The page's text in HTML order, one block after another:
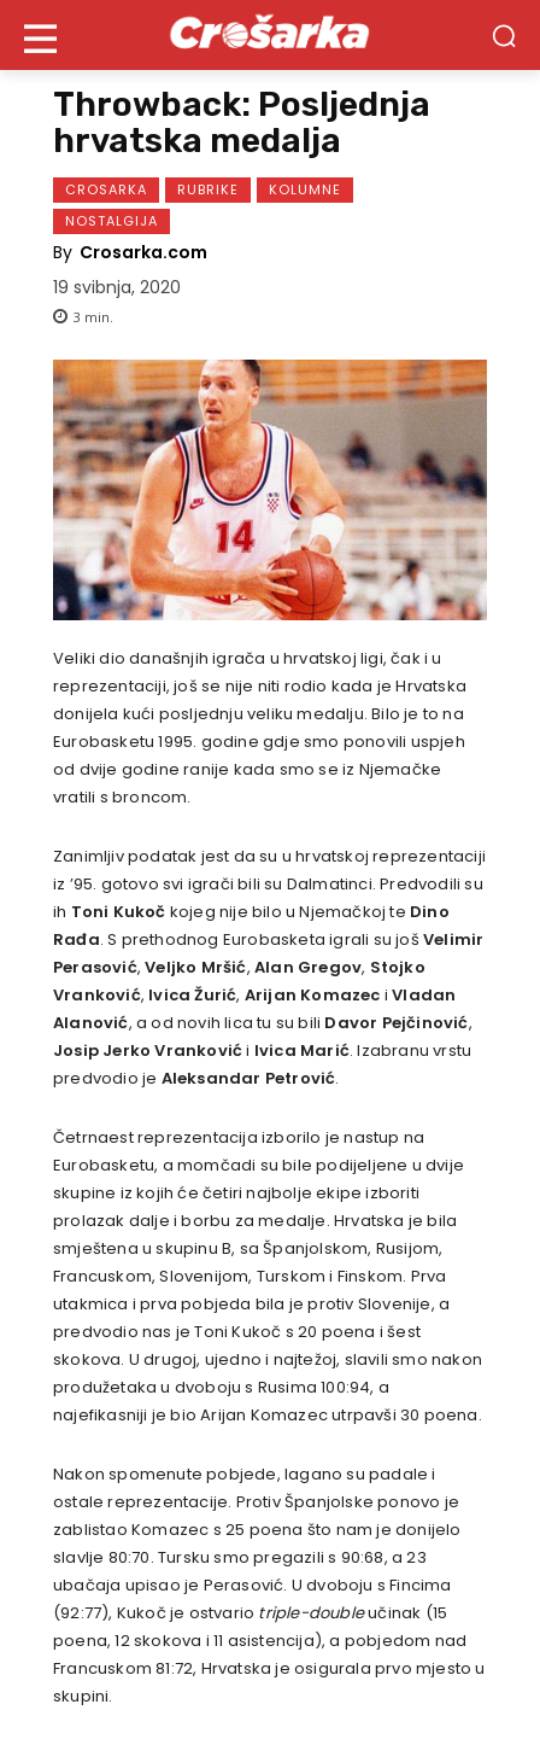
Throwback: Posljednja
hrvatska medalja
CROSARKA RUBRIKE
KOLUMNE
NOSTALGIJA
By Crosarka.com
19 svibnja, 2020
3 min.
Veliki dio današnjih igrača u hrvatskoj ligi, čak i u
reprezentaciji, još se nije niti rodio kada je Hrvatska
donijela kući posljednju veliku medalju. Bilo je to na
Eurobasketu 1995. godine gdje smo ponovili uspjeh
od dvije godine ranije kada smo se iz Njemačke
vratili s broncom.
Zanimljiv podatak jest da su u hrvatskoj reprezentaciji
iz ’95. gotovo svi igrači bili su Dalmatinci. Predvodili su
ih Toni Kukoč kojeg nije bilo u Njemačkoj te Dino
Rađa. S prethodnog Eurobasketa igrali su jošVelimir
Perasović,Veljko Mršić,Alan Gregov, Stojko
Vranković, Ivica Žurić, Arijan Komazec iVladan
Alanović, a od novih lica tu su bili Davor Pejčinović,
Josip Jerko Vrankovići Ivica Marić. Izabranu vrstu
predvodio je Aleksandar Petrović.
Četrnaest reprezentacija izborilo je nastup na
Eurobasketu, a momčadi su bile podijeljene u dvije
skupine iz kojih će četiri najbolje ekipe izboriti
prolazak dalje i borbu za medalje. Hrvatska je bila
smještena u skupinu B, sa Španjolskom, Rusijom,
Francuskom, Slovenijom, Turskom i Finskom. Prva
utakmica i prva pobjeda bila je protiv Slovenije, a
predvodio nas je Toni Kukoč s 20 poena i šest
skokova. U drugoj, ujedno i najtežoj, slavili smo nakon
produžetaka u dvoboju s Rusima 100:94, a
najefikasniji je bio Arijan Komazec utrpavši 30 poena.
Nakon spomenute pobjede, lagano su padale i
ostale reprezentacije. Protiv Španjolske ponovo je
zablistao Komazec s 25 poena što nam je donijelo
slavlje 80:70. Tursku smo pregazili s 90:68, a 23
ubačaja upisao je Perasović. U dvoboju s Fincima
(92:77), Kukoč je ostvario triple-doubleučinak (15
poena, 12 skokova i 11 asistencija), a pobjedom nad
Francuskom 81:72, Hrvatska je osigurala prvo mjesto u
skupini.